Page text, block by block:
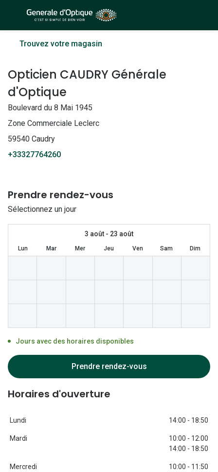
principal
Lunettes de soleil
Sélection -30%
Sélection -20%
Lunettes de vue
Sélection -50%
Sélection -30%
Lunettes
Lunettes
Lunettes
Lunettes
Lunettes
Trouvez votre magasin
Opticien CAUDRY Générale
d'Optique
Boulevard du 8 Mai 1945
Zone Commerciale Leclerc
59540 Caudry
+33327764260
Prendre rendez-vous
Sélectionnez un jour
3 août - 23 août
Lun Mar Mer Jeu Ven Sam Dim
Jours avec des horaires disponibles
Prendre rendez-vous
Horaires d'ouverture
Lundi 14:00 - 18:50
Mardi
10:00 - 12:00
14:00 - 18:50
Mercredi
10:00 - 11:50